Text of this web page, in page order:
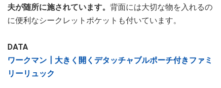
夫が随所に施されています。 背面には大切な物を入れるの
に便利なシークレットポケットも付いています。
DATA
ワークマン┃大きく開くデタッチャブルポーチ付きファミ
リーリュック